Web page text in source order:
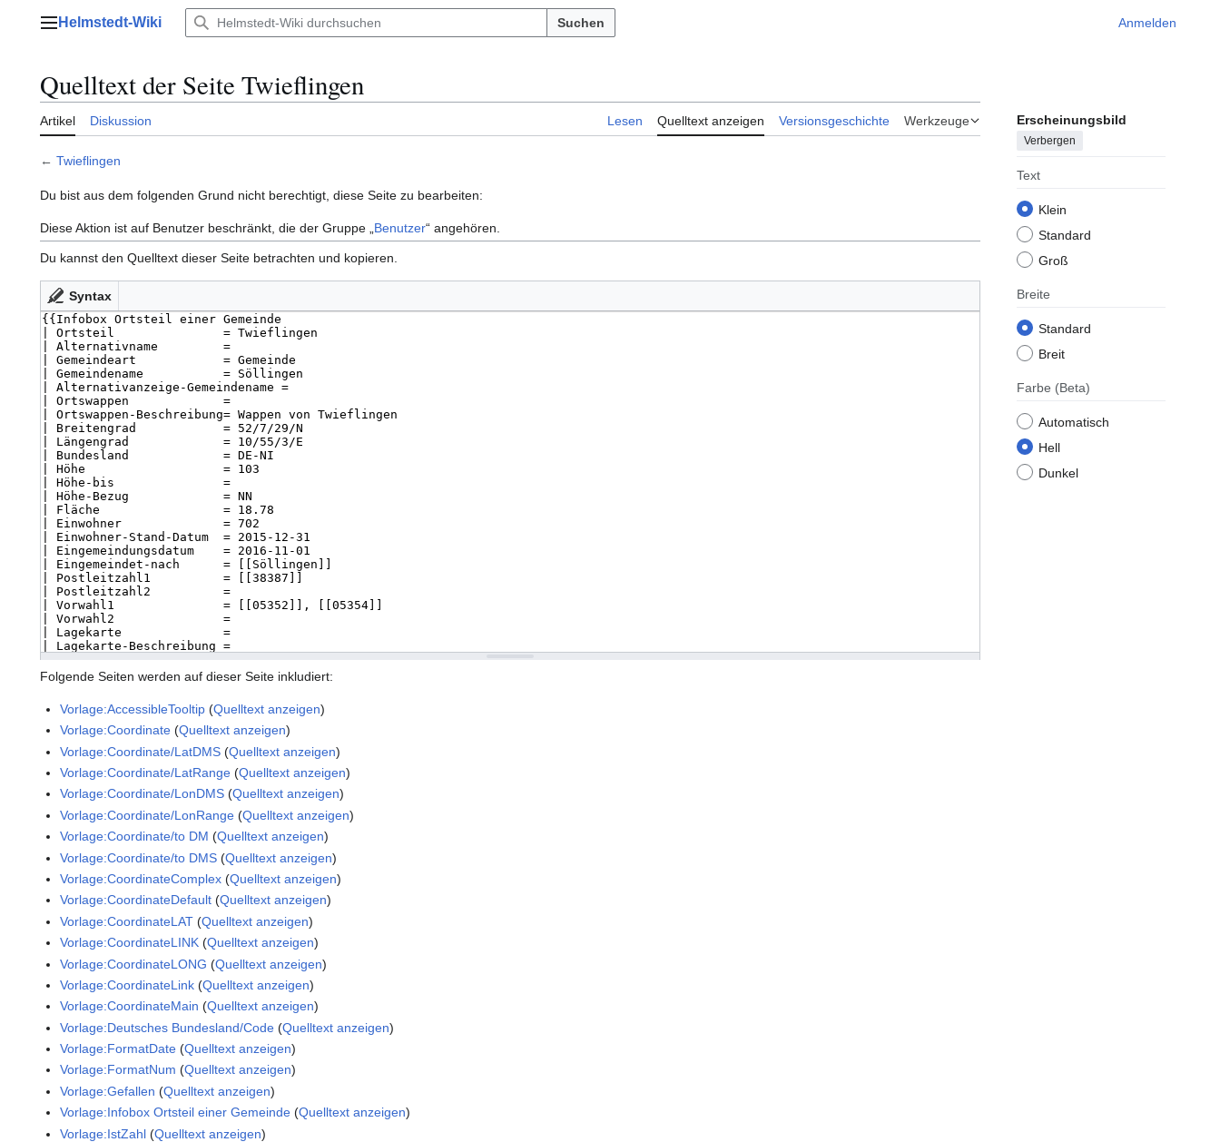
Hauptmenü
Helmstedt-Wiki Suchen Anmelden
Quelltext der Seite Twieflingen
Artikel Diskussion Lesen Quelltext anzeigen Versionsgeschichte Werkzeuge Erscheinungsbild
Verbergen
Text
Klein
Standard
Groß
Breite
Standard
Breit
Farbe (Beta)
Automatisch
Hell
Dunkel
← Twieflingen
Du bist aus dem folgenden Grund nicht berechtigt, diese Seite zu bearbeiten:
Diese Aktion ist auf Benutzer beschränkt, die der Gruppe „ Benutzer“ angehören.
Du kannst den Quelltext dieser Seite betrachten und kopieren.
Syntax
Folgende Seiten werden auf dieser Seite inkludiert:
Vorlage:AccessibleTooltip (Quelltext anzeigen)
Vorlage:Coordinate (Quelltext anzeigen)
Vorlage:Coordinate/LatDMS (Quelltext anzeigen)
Vorlage:Coordinate/LatRange (Quelltext anzeigen)
Vorlage:Coordinate/LonDMS (Quelltext anzeigen)
Vorlage:Coordinate/LonRange (Quelltext anzeigen)
Vorlage:Coordinate/to DM (Quelltext anzeigen)
Vorlage:Coordinate/to DMS (Quelltext anzeigen)
Vorlage:CoordinateComplex (Quelltext anzeigen)
Vorlage:CoordinateDefault (Quelltext anzeigen)
Vorlage:CoordinateLAT (Quelltext anzeigen)
Vorlage:CoordinateLINK (Quelltext anzeigen)
Vorlage:CoordinateLONG (Quelltext anzeigen)
Vorlage:CoordinateLink (Quelltext anzeigen)
Vorlage:CoordinateMain (Quelltext anzeigen)
Vorlage:Deutsches Bundesland/Code (Quelltext anzeigen)
Vorlage:FormatDate (Quelltext anzeigen)
Vorlage:FormatNum (Quelltext anzeigen)
Vorlage:Gefallen (Quelltext anzeigen)
Vorlage:Infobox Ortsteil einer Gemeinde (Quelltext anzeigen)
Vorlage:IstZahl (Quelltext anzeigen)